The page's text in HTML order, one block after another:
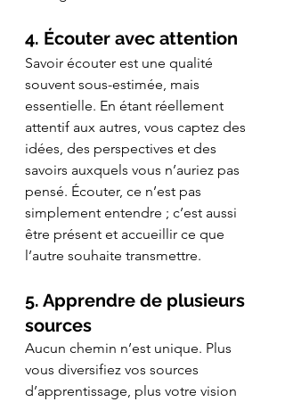
4. Écouter avec attention
Savoir écouter est une qualité
souvent sous-estimée, mais
essentielle. En étant réellement
attentif aux autres, vous captez des
idées, des perspectives et des
savoirs auxquels vous n’auriez pas
pensé. Écouter, ce n’est pas
simplement entendre ; c’est aussi
être présent et accueillir ce que
l’autre souhaite transmettre.
5. Apprendre de plusieurs
sources
Aucun chemin n’est unique. Plus
vous diversifiez vos sources
d’apprentissage, plus votre vision